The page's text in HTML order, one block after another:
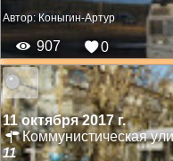
Автор:Коныгин-Артур
907 0
11 октября 2017 г.
Коммунистическая
11